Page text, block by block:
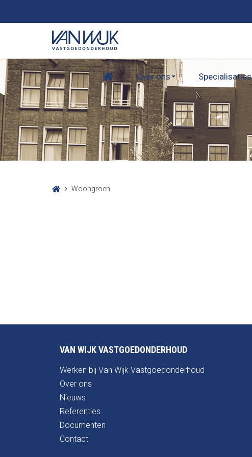
Over ons Specialisaties
Woongroen
VAN WIJK VASTGOEDONDERHOUD
Werken bij Van Wijk Vastgoedonderhoud
Over ons
Nieuws
Referenties
Documenten
Contact